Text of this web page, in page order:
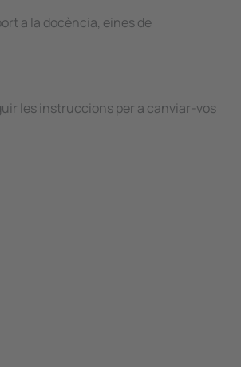
a la docència, eines de
les instruccions per a canviar-vos